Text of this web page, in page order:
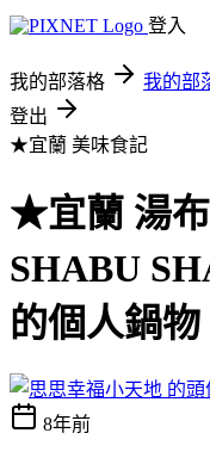
登入
我的部落格 我的部
登出
★宜蘭 美味食記
★宜蘭 湯
SHABU
的個人鍋物
8年前